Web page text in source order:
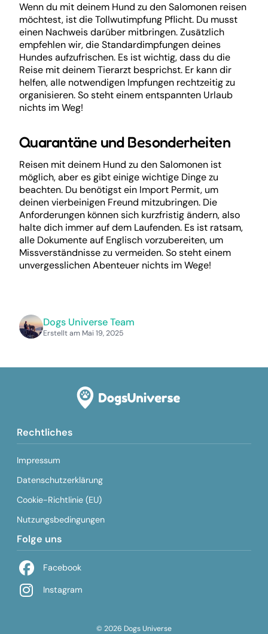
Dogs Universe Team
Erstellt am Mai 19, 2025
Wenn du mit deinem Hund zu den Salomonen reisen
möchtest, ist die Tollwutimpfung Pflicht. Du musst
einen Nachweis darüber mitbringen. Zusätzlich
empfehlen wir, die Standardimpfungen deines
Hundes aufzufrischen. Es ist wichtig, dass du die
Reise mit deinem Tierarzt besprichst. Er kann dir
helfen, alle notwendigen Impfungen rechtzeitig zu
organisieren. So steht einem entspannten Urlaub
nichts im Weg!
Quarantäne und Besonderheiten
Reisen mit deinem Hund zu den Salomonen ist
möglich, aber es gibt einige wichtige Dinge zu
beachten. Du benötigst ein Import Permit, um
deinen vierbeinigen Freund mitzubringen. Die
Anforderungen können sich kurzfristig ändern, also
halte dich immer auf dem Laufenden. Es ist ratsam,
alle Dokumente auf Englisch vorzubereiten, um
Missverständnisse zu vermeiden. So steht einem
unvergesslichen Abenteuer nichts im Wege!
Rechtliches
Impressum
Datenschutzerklärung
Cookie-Richtlinie (EU)
Nutzungsbedingungen
Folge uns
Facebook
Instagram
© 2026 Dogs Universe